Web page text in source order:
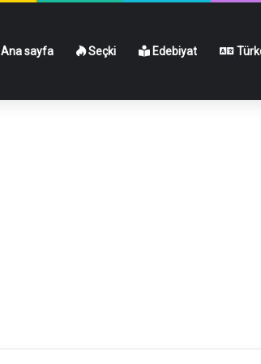
Ana sayfa Seçki Edebiyat